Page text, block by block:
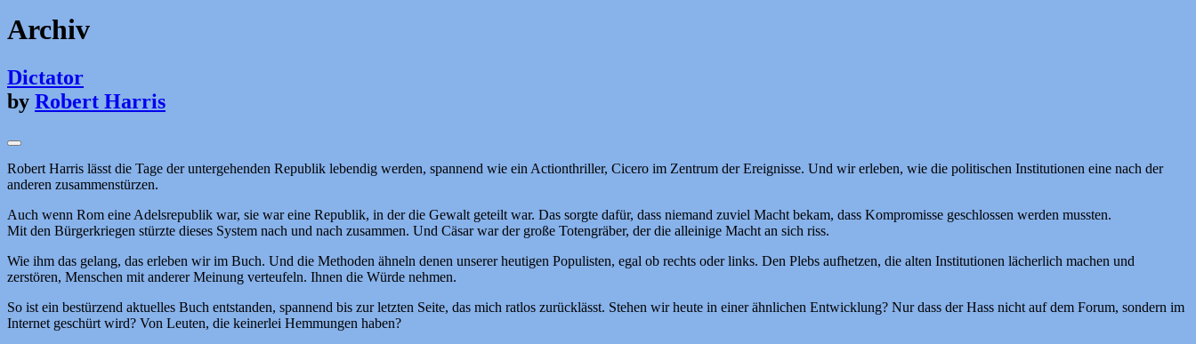
Archiv
Dictator
by Robert Harris
Robert Harris lässt die Tage der untergehenden Republik lebendig werden, spannend wie ein Actionthriller, Cicero im Zentrum der Ereignisse. Und wir erleben, wie die politischen Institutionen eine nach der
anderen zusammenstürzen.
Auch wenn Rom eine Adelsrepublik war, sie war eine Republik, in der die Gewalt geteilt war. Das sorgte dafür, dass niemand zuviel Macht bekam, dass Kompromisse geschlossen werden mussten.
Mit den Bürgerkriegen stürzte dieses System nach und nach zusammen. Und Cäsar war der große Totengräber, der die alleinige Macht an sich riss.
Wie ihm das gelang, das erleben wir im Buch. Und die Methoden ähneln denen unserer heutigen Populisten, egal ob rechts oder links. Den Plebs aufhetzen, die alten Institutionen lächerlich machen und
zerstören, Menschen mit anderer Meinung verteufeln. Ihnen die Würde nehmen.
So ist ein bestürzend aktuelles Buch entstanden, spannend bis zur letzten Seite, das mich ratlos zurücklässt. Stehen wir heute in einer ähnlichen Entwicklung? Nur dass der Hass nicht auf dem Forum, sondern im
Internet geschürt wird? Von Leuten, die keinerlei Hemmungen haben?